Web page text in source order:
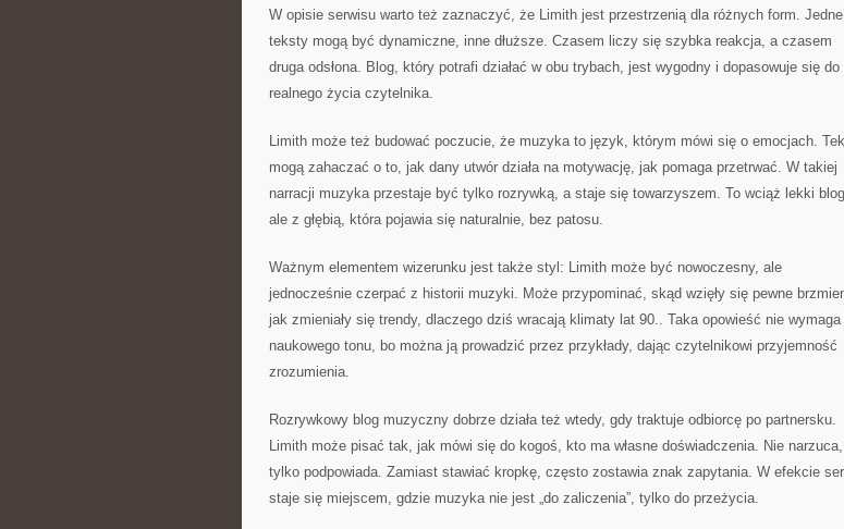
W opisie serwisu warto też zaznaczyć, że Limith jest przestrzenią dla różnych form. Jedne
teksty mogą być dynamiczne, inne dłuższe. Czasem liczy się szybka reakcja, a czasem
druga odsłona. Blog, który potrafi działać w obu trybach, jest wygodny i dopasowuje się do
realnego życia czytelnika.
Limith może też budować poczucie, że muzyka to język, którym mówi się o emocjach.
mogą zahaczać o to, jak dany utwór działa na motywację, jak pomaga przetrwać. W takiej
narracji muzyka przestaje być tylko rozrywką, a staje się towarzyszem. To wciąż lekki
ale z głębią, która pojawia się naturalnie, bez patosu.
Ważnym elementem wizerunku jest także styl: Limith może być nowoczesny, ale
jednocześnie czerpać z historii muzyki. Może przypominać, skąd wzięły się pewne
jak zmieniały się trendy, dlaczego dziś wracają klimaty lat 90.. Taka opowieść nie wymaga
naukowego tonu, bo można ją prowadzić przez przykłady, dając czytelnikowi przyjemność
zrozumienia.
Rozrywkowy blog muzyczny dobrze działa też wtedy, gdy traktuje odbiorcę po partnersku.
Limith może pisać tak, jak mówi się do kogoś, kto ma własne doświadczenia. Nie narzuca,
tylko podpowiada. Zamiast stawiać kropkę, często zostawia znak zapytania. W efekcie
staje się miejscem, gdzie muzyka nie jest „do zaliczenia”, tylko do przeżycia.